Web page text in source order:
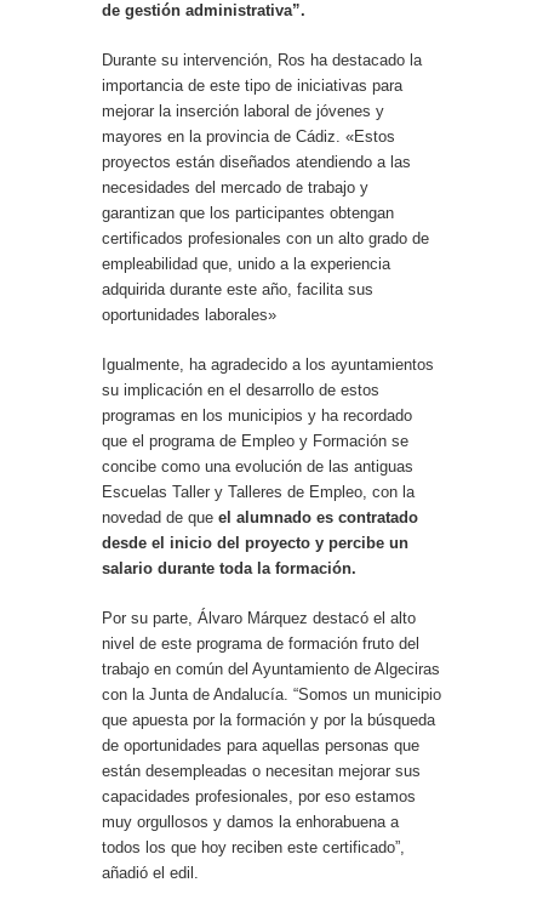
de gestión administrativa”.
Durante su intervención, Ros ha destacado la
importancia de este tipo de iniciativas para
mejorar la inserción laboral de jóvenes y
mayores en la provincia de Cádiz. «Estos
proyectos están diseñados atendiendo a las
necesidades del mercado de trabajo y
garantizan que los participantes obtengan
certificados profesionales con un alto grado de
empleabilidad que, unido a la experiencia
adquirida durante este año, facilita sus
oportunidades laborales»
Igualmente, ha agradecido a los ayuntamientos
su implicación en el desarrollo de estos
programas en los municipios y ha recordado
que el programa de Empleo y Formación se
concibe como una evolución de las antiguas
Escuelas Taller y Talleres de Empleo, con la
novedad de que el alumnado es contratado
desde el inicio del proyecto y percibe un
salario durante toda la formación.
Por su parte, Álvaro Márquez destacó el alto
nivel de este programa de formación fruto del
trabajo en común del Ayuntamiento de Algeciras
con la Junta de Andalucía. “Somos un municipio
que apuesta por la formación y por la búsqueda
de oportunidades para aquellas personas que
están desempleadas o necesitan mejorar sus
capacidades profesionales, por eso estamos
muy orgullosos y damos la enhorabuena a
todos los que hoy reciben este certificado”,
añadió el edil.